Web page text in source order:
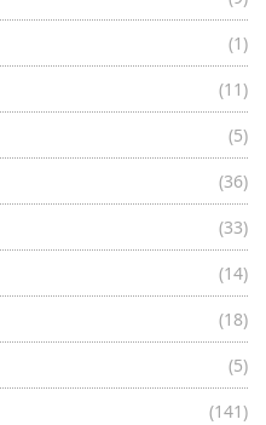
(1)
(11)
(5)
(36)
(33)
(14)
(18)
(5)
(141)